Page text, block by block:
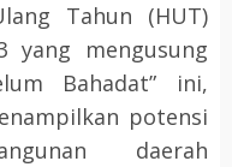
Tahun (HUT)
yang mengusung
Bahadat” ini,
potensi
daerah